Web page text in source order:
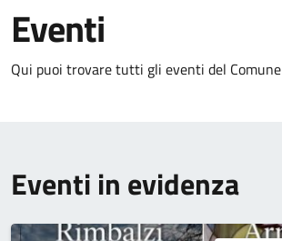
Eventi
Qui puoi trovare tutti gli eventi del Comune
Eventi in evidenza